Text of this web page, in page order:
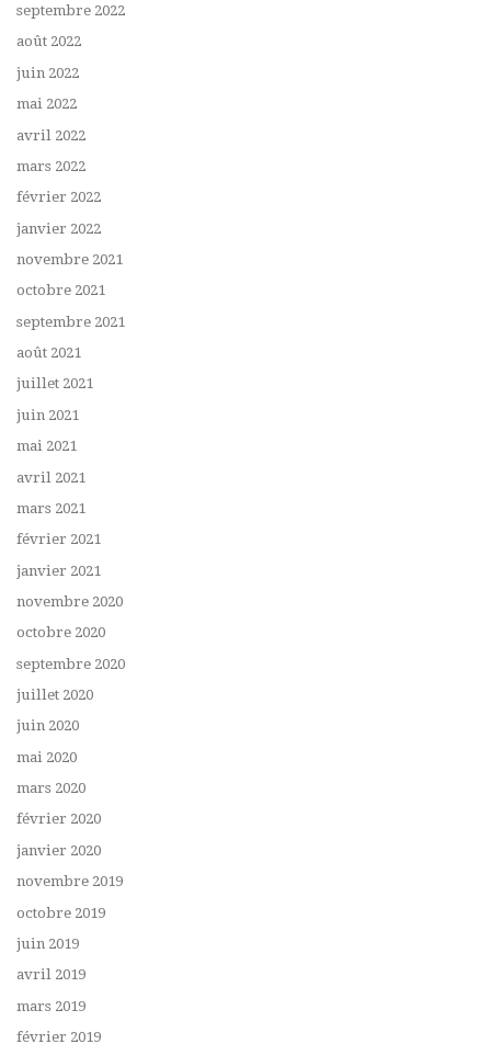
septembre 2022
août 2022
juin 2022
mai 2022
avril 2022
mars 2022
février 2022
janvier 2022
novembre 2021
octobre 2021
septembre 2021
août 2021
juillet 2021
juin 2021
mai 2021
avril 2021
mars 2021
février 2021
janvier 2021
novembre 2020
octobre 2020
septembre 2020
juillet 2020
juin 2020
mai 2020
mars 2020
février 2020
janvier 2020
novembre 2019
octobre 2019
juin 2019
avril 2019
mars 2019
février 2019